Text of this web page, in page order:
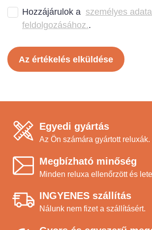
Hozzájárulok a személyes
feldolgozásához..
Az értékelés elküldése
Egyedi gyártás
Az Ön számára gyártott reluxák.
Megbízható minőség
Minden reluxa ellenőrzött és
INGYENES szállítás
Nálunk nem fizet a szállításért.